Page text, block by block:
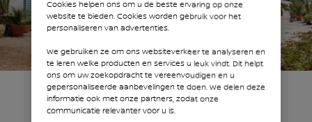
Cookies helpen ons om u de beste ervaring op onze
website te bieden. Cookies worden gebruik voor het
personaliseren van advertenties.
We gebruiken ze om ons websiteverkeer te analyseren en
te leren welke producten en services u leuk vindt. Dit helpt
ons om uw zoekopdracht te vereenvoudigen en u
gepersonaliseerde aanbevelingen te doen. We delen deze
informatie ook met onze partners, zodat onze
communicatie relevanter voor u is.